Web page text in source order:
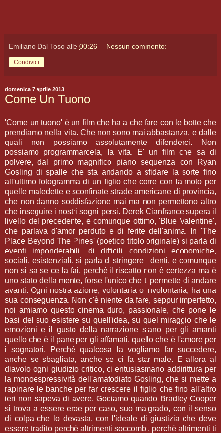
Emiliano Dal Toso alle 00:26 Nessun commento:
Condividi
domenica 7 aprile 2013
Come Un Tuono
'Come un tuono' è un film che ha a che fare con le botte che
prendiamo nella vita. Che non sono mai abbastanza, e dalle
quali non possiamo assolutamente difenderci. Non
possiamo programmarcela, la vita. E' un film che sa di
polvere, dal primo magnifico piano sequenza con Ryan
Gosling di spalle che sta andando a sfidare la sorte fino
all'ultimo fotogramma di un figlio che corre con la moto per
quelle maledette e sconfinate strade americane di provincia,
che non danno soddisfazione mai ma non permettono altro
che inseguire i nostri sogni persi. Derek Cianfrance supera il
livello del precedente, e comunque ottimo, 'Blue Valentine',
che parlava d'amor perduto e di ferite dell'anima. In 'The
Place Beyond The Pines' (poetico titolo originale) si parla di
eventi imponderabili, di difficili condizioni economiche,
sociali, esistenziali, si parla di stringere i denti, e comunque
non si sa se ce la fai, perchè il riscatto non è certezza ma è
uno stato della mente, forse l'unico che ti permette di andare
avanti. Ogni nostra azione, volontaria o involontaria, ha una
sua conseguenza. Non c'è niente da fare, seppur imperfetto,
noi amiamo questo cinema duro, passionale, che pone le
basi del suo esistere su quell'idea, su quel miraggio che le
emozioni e il gusto della narrazione siano per gli amanti
quello che è il pane per gli affamati, quello che è l'amore per
i sognatori. Perchè qualcosa la vogliamo far succedere,
anche se sbagliata, anche se ci fa star male. E allora al
diavolo ogni giudizio critico, ci entusiasmano addirittura per
la monoespressività dell'amatodiato Gosling, che si mette a
rapinare le banche per far crescere il figlio che fino all'altro
ieri non sapeva di avere. Godiamo quando Bradley Cooper
si trova a essere eroe per caso, suo malgrado, con il senso
di colpa che lo devasta, con l'ideale di giustizia che deve
essere tradito perchè altrimenti soccombi, perchè altrimenti ti